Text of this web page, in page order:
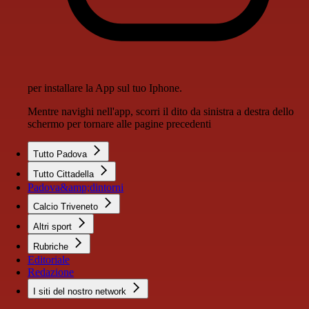
per installare la App sul tuo Iphone.
Mentre navighi nell'app, scorri il dito da sinistra a destra dello
schermo per tornare alle pagine precedenti
Tutto Padova
Tutto Cittadella
Padova&amp;dintorni
Calcio Triveneto
Altri sport
Rubriche
Editoriale
Redazione
I siti del nostro network